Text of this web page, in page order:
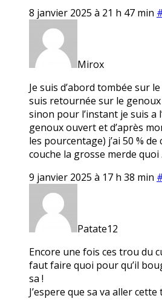
8 janvier 2025 à 21 h 47 min
Mirox
Je suis d’abord tombée sur
suis retournée sur le
sinon pour l’instant je suis a
genoux ouvert et d’après
les pourcentage) j’ai 50 % de
couche la grosse merde quoi
9 janvier 2025 à 17 h 38 min
Patate12
Encore une fois ces trou du
faut faire quoi pour qu’il
sa !
J’espere que sa va aller